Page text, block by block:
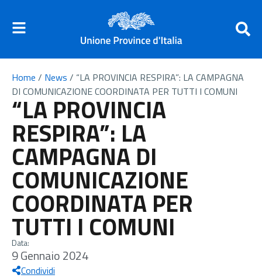
Home / News / “LA PROVINCIA RESPIRA”: LA CAMPAGNA
DI COMUNICAZIONE COORDINATA PER TUTTI I COMUNI
“LA PROVINCIA
RESPIRA”: LA
CAMPAGNA DI
COMUNICAZIONE
COORDINATA PER
TUTTI I COMUNI
Data:
9 Gennaio 2024
Condividi